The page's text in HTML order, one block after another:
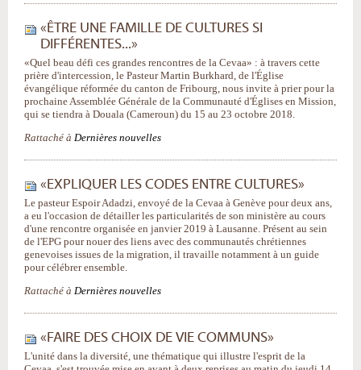
«ÊTRE UNE FAMILLE DE CULTURES SI
DIFFÉRENTES...»
«Quel beau défi ces grandes rencontres de la Cevaa» : à travers cette
prière d'intercession, le Pasteur Martin Burkhard, de l'Église
évangélique réformée du canton de Fribourg, nous invite à prier pour la
prochaine Assemblée Générale de la Communauté d'Églises en Mission,
qui se tiendra à Douala (Cameroun) du 15 au 23 octobre 2018.
Rattaché à Dernières nouvelles
«EXPLIQUER LES CODES ENTRE CULTURES»
Le pasteur Espoir Adadzi, envoyé de la Cevaa à Genève pour deux ans,
a eu l'occasion de détailler les particularités de son ministère au cours
d'une rencontre organisée en janvier 2019 à Lausanne. Présent au sein
de l'EPG pour nouer des liens avec des communautés chrétiennes
genevoises issues de la migration, il travaille notamment à un guide
pour célébrer ensemble.
Rattaché à Dernières nouvelles
«FAIRE DES CHOIX DE VIE COMMUNS»
L'unité dans la diversité, une thématique qui illustre l'esprit de la